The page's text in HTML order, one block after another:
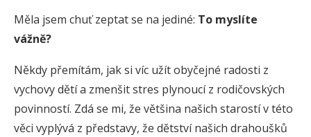
Měla jsem chuť zeptat se na jediné: To myslíte
vážně?
Někdy přemítám, jak si víc užít obyčejné radosti z
vychovy dětí a zmenšit stres plynoucí z rodičovských
povinností. Zdá se mi, že většina našich starostí v této
věci vyplývá z představy, že dětství našich drahoušků